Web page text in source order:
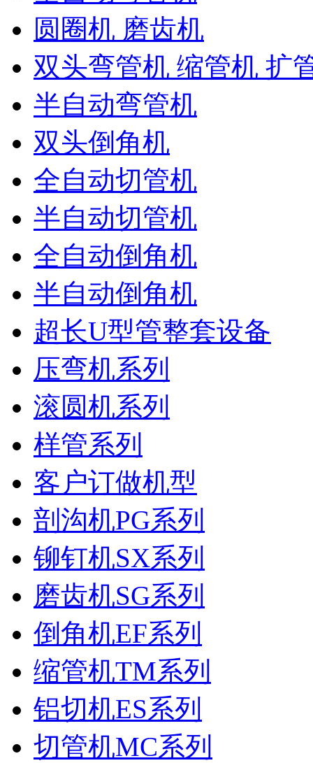
圆圈机 磨齿机
双头弯管机 缩管机 扩
半自动弯管机
双头倒角机
全自动切管机
半自动切管机
全自动倒角机
半自动倒角机
超长U型管整套设备
压弯机系列
滚圆机系列
样管系列
客户订做机型
剖沟机PG系列
铆钉机SX系列
磨齿机SG系列
倒角机EF系列
缩管机TM系列
铝切机ES系列
切管机MC系列